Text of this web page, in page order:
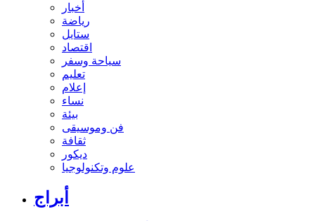
أخبار
رياضة
ستايل
اقتصاد
سياحة وسفر
تعليم
إعلام
نساء
بيئة
فن وموسيقى
ثقافة
ديكور
علوم وتكنولوجيا
أبراج